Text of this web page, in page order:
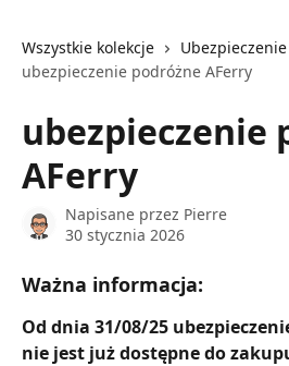
Wszystkie kolekcje
ubezpieczenie podróżne AFerry
ubezpieczenie
AFerry
Napisane przez Pierre
30 stycznia 2026
Ważna informacja:
Od dnia 31/08/25
nie jest już dostępne do